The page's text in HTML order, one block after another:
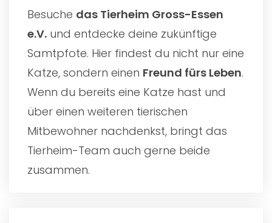
Besuche das Tierheim Gross-Essen
e.V. und entdecke deine zukünftige
Samtpfote. Hier findest du nicht nur eine
Katze, sondern einen Freund fürs Leben.
Wenn du bereits eine Katze hast und
über einen weiteren tierischen
Mitbewohner nachdenkst, bringt das
Tierheim-Team auch gerne beide
zusammen.